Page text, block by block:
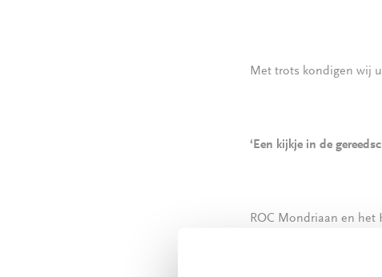
Met trots kondigen wij
‘Een kijkje in de
ROC Mondriaan en